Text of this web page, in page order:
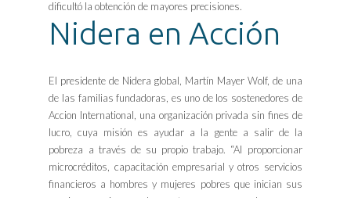
dificultó la obtención de mayores precisiones.
Nidera en Acción
El presidente de Nidera global, Martín Mayer Wolf, de una
de las familias fundadoras, es uno de los sostenedores de
Accion International, una organización privada sin fines de
lucro, cuya misión es ayudar a la gente a salir de la
pobreza a través de su propio trabajo. “Al proporcionar
microcréditos, capacitación empresarial y otros servicios
financieros a hombres y mujeres pobres que inician sus